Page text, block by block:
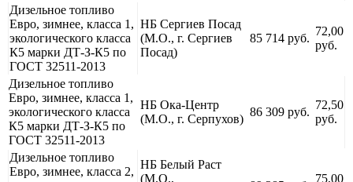
Дизельное топливо
Евро, зимнее, класса 1,
экологического класса
К5 марки ДТ-З-К5 по
ГОСТ 32511-2013
НБ Сергиев Посад
(М.О., г. Сергиев
Посад)
85 714 руб.
72,00
руб.
Дизельное топливо
Евро, зимнее, класса 1,
экологического класса
К5 марки ДТ-З-К5 по
ГОСТ 32511-2013
НБ Ока-Центр
(М.О., г. Серпухов)
86 309 руб.
72,50
руб.
Дизельное топливо
Евро, зимнее, класса 2,
НБ Белый Раст
(М.О.,
75,00